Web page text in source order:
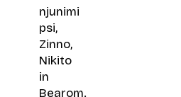
njunimi
psi,
Zinno,
Nikito
in
Bearom.